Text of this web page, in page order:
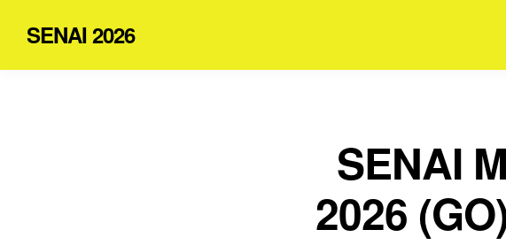
SENAI 2026
SENAI
2026